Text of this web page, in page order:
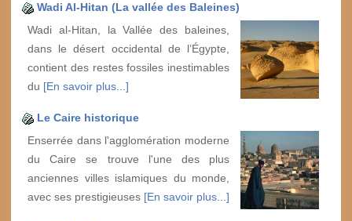
Wadi Al-Hitan (La vallée des Baleines)
Wadi al-Hitan, la Vallée des baleines,
dans le désert occidental de l’Égypte,
contient des restes fossiles inestimables
du [En savoir plus...]
Le Caire historique
Enserrée dans l'agglomération moderne
du Caire se trouve l'une des plus
anciennes villes islamiques du monde,
avec ses prestigieuses [En savoir plus...]